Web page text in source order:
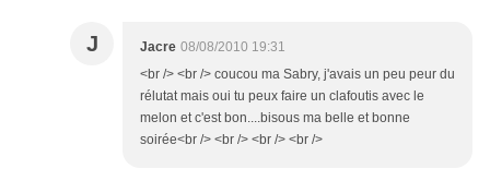
J Jacre 08/08/2010 19:31
<br /> <br /> coucou ma Sabry, j'avais un peu peur du
rélutat mais oui tu peux faire un clafoutis avec le
melon et c'est bon....bisous ma belle et bonne
soirée<br /> <br /> <br /> <br />